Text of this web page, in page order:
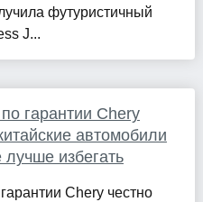
футуристичный
J...
гарантии Chery
автомобили
избегать
Chery честно